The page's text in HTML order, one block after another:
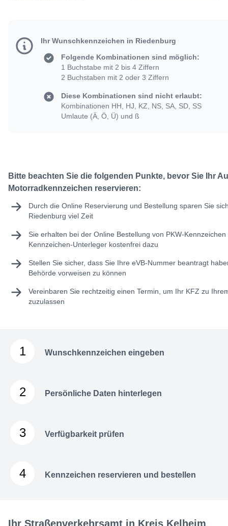
Ihr Wunschkennzeichen in Riedenburg
Folgende Kombinationen sind möglich:
1 Buchstabe mit 2 bis 4 Ziffern
2 Buchstaben mit 2 oder 3 Ziffern
Diese Kombinationen sind nicht erlaubt:
Kombinationen HH, HJ, KZ, NS, SA, SD, SS
Umlaute (Ä, Ö, Ü) und ß
Bitte beachten Sie die folgenden Punkte, bevor Sie Ihr
Motorradkennzeichen reservieren:
Durch die Online Reservierung und Bestellung sparen Sie
Riedenburg viel Zeit
Sie erhalten bei der Online Bestellung von PKW-
Kennzeichen-Unterleger kostenfrei dazu
Stellen Sie sicher, dass Sie Ihre eVB-Nummer beantragt
Behörde vorweisen zu können
Vereinbaren Sie rechtzeitig einen Termin, um Ihr KFZ zu
zuzulassen
1 Wunschkennzeichen eingeben
2 Persönliche Daten hinterlegen
3 Verfügbarkeit prüfen
4 Kennzeichen reservieren und bestellen
Ihr Straßenverkehrsamt in Kreis Kelheim